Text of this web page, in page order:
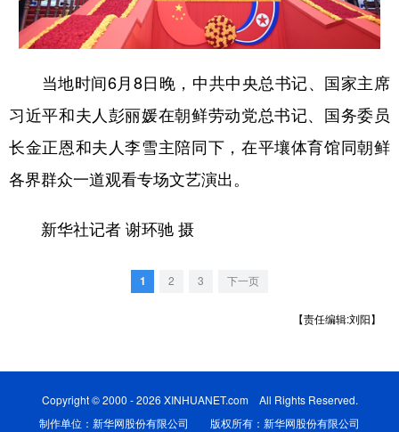
食品 人居 信息化 数字经济
彩票 娱乐 时尚 悦读
公益 一带一路 亚太网
山西
浙江 安徽 福建 江西
当地时间6月8日晚，中共中央总书记、国家主席
习近平和夫人彭丽媛在朝鲜劳动党总书记、国务委员
长金正恩和夫人李雪主陪同下，在平壤体育馆同朝鲜
各界群众一道观看专场文艺演出。
新华社记者 谢环驰 摄
1 2 3 下一页
【责任编辑:刘阳】
Copyright © 2000 - 2026 XINHUANET.com All Rights Reserved.
制作单位：新华网股份有限公司 版权所有：新华网股份有限公司